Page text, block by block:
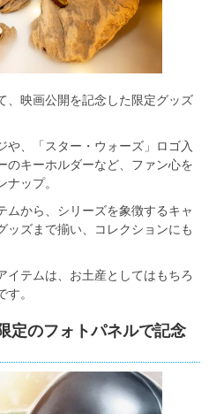
、映画公開を記念した限定グッズ
や、「スター・ウォーズ」ロゴ入
のキーホルダーなど、ファン心を
ップ。
ムから、シリーズを象徴するキャ
ッズまで揃い、コレクションにも
イテムは、お土産としてはもちろ
。
定のフォトパネルで記念